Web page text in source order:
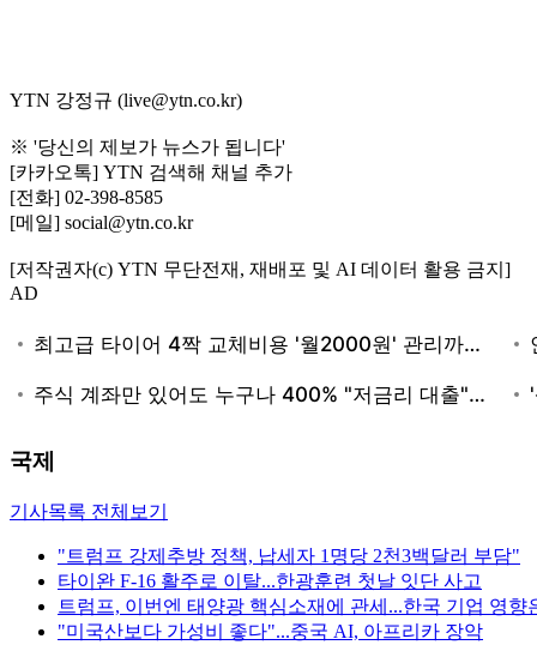
YTN 강정규 (live@ytn.co.kr)
※ '당신의 제보가 뉴스가 됩니다'
[카카오톡] YTN 검색해 채널 추가
[전화] 02-398-8585
[메일] social@ytn.co.kr
[저작권자(c) YTN 무단전재, 재배포 및 AI 데이터 활용 금지]
AD
국제
기사목록 전체보기
"트럼프 강제추방 정책, 납세자 1명당 2천3백달러 부담"
타이완 F-16 활주로 이탈...한광훈련 첫날 잇단 사고
트럼프, 이번엔 태양광 핵심소재에 관세...한국 기업 영향
"미국산보다 가성비 좋다"...중국 AI, 아프리카 장악